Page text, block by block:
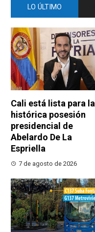
LO ÚLTIMO
Cali está lista para la
histórica posesión
presidencial de
Abelardo De La
Espriella
7 de agosto de 2026